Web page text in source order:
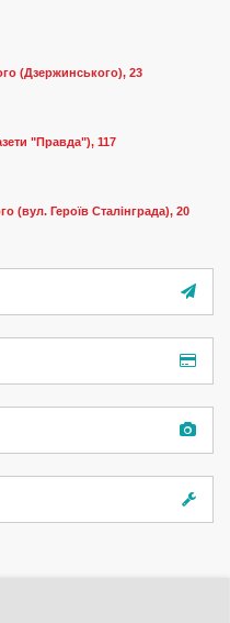
(Дзержинського), 23
"Правда"), 117
(вул. Героїв Сталінграда), 20